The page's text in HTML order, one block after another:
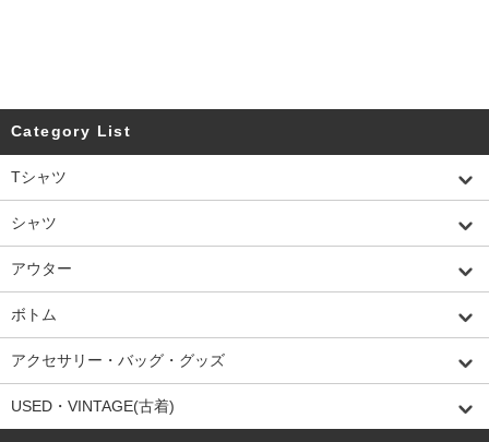
Category List
Tシャツ
シャツ
アウター
ボトム
アクセサリー・バッグ・グッズ
USED・VINTAGE(古着)